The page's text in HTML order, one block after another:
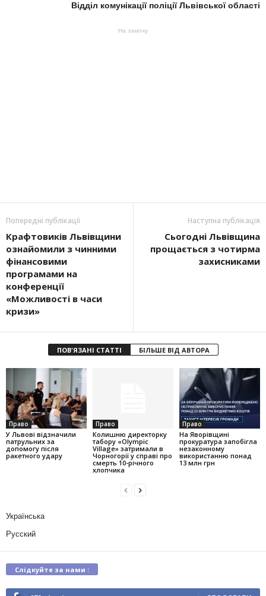
Відділ комунікації поліції Львівської області
На замітку
Попередні публікації
Крафтовиків Львівщини
ознайомили з чинними
фінансовими
програмами на
конференції
«Можливості в часи
кризи»
Наступна публікація
Сьогодні Львівщина
прощається з чотирма
захисниками
ПОВ'ЯЗАНІ СТАТТІ БІЛЬШЕ ВІД АВТОРА
Право
У Львові відзначили
патрульних за
допомогу після
ракетного удару
Право
Колишню директорку
табору «Olympic
Village» затримали в
Чорногорії у справі про
смерть 10-річного
хлопчика
Право
На Яворівщині
прокуратура запобігла
незаконному
використанню понад
13 млн грн
Українська
Русский
Слідкуйте за нами :